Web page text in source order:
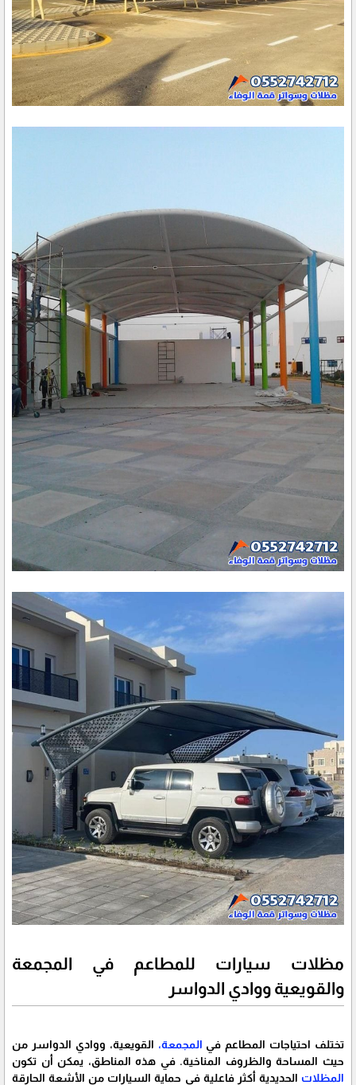
مظلات سيارات للمطاعم في المجمعة
والقويعية ووادي الدواسر
تختلف احتياجات المطاعم في المجمعة، القويعية، ووادي الدواسر من
حيث المساحة والظروف المناخية. في هذه المناطق، يمكن أن تكون
المظلات الحديدية أكثر فاعلية في حماية السيارات من الأشعة الحارقة